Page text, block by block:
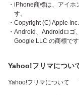
・iPhone商標は、アイ
す。
・Copyright (C) Apple
・Android、Androidロゴ
Google LLC の商標です
Yahoo!フリマについ
Yahoo!フリマについて